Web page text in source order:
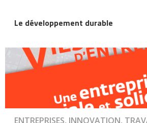
Le développement durable
ENTREPRISES, INNOVATION,